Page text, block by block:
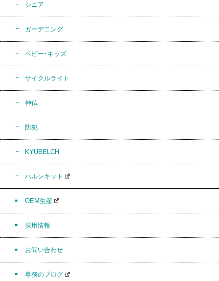
シニア
ガーデニング
ベビー･キッズ
サイクルライト
神仏
防犯
KYUBELCH
ハルンキット
OEM生産
採用情報
お問い合わせ
専務のブログ